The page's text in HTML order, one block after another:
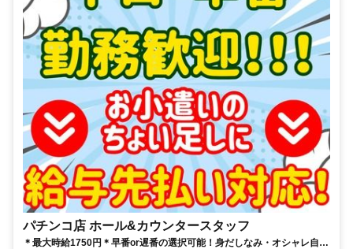
パチンコ店 ホール&カウンタースタッフ
＊最大時給1750円＊早番or遅番の選択可能！身だしなみ・オシャレ自